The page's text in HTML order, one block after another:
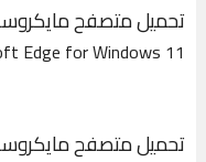
تحميل متصفح
Edge for Windows 11
تحميل متصفح